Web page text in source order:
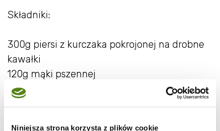
Niniejsza strona korzysta z plików cookie
Składniki:
300g piersi z kurczaka pokrojonej na drobne
kawałki
120g mąki pszennej
60g mąki kukurydzianej